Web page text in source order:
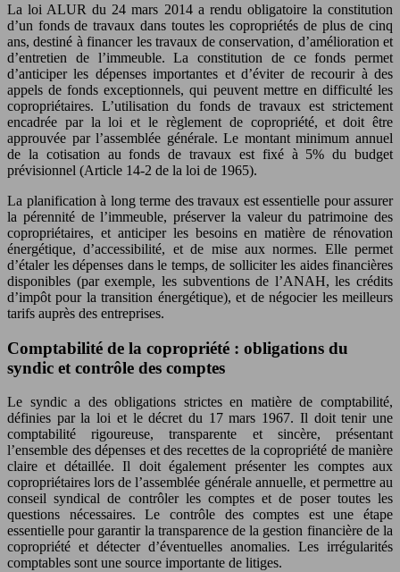
La loi ALUR du 24 mars 2014 a rendu obligatoire la constitution
d’un fonds de travaux dans toutes les copropriétés de plus de cinq
ans, destiné à financer les travaux de conservation, d’amélioration et
d’entretien de l’immeuble. La constitution de ce fonds permet
d’anticiper les dépenses importantes et d’éviter de recourir à des
appels de fonds exceptionnels, qui peuvent mettre en difficulté les
copropriétaires. L’utilisation du fonds de travaux est strictement
encadrée par la loi et le règlement de copropriété, et doit être
approuvée par l’assemblée générale. Le montant minimum annuel
de la cotisation au fonds de travaux est fixé à 5% du budget
prévisionnel (Article 14-2 de la loi de 1965).
La planification à long terme des travaux est essentielle pour assurer
la pérennité de l’immeuble, préserver la valeur du patrimoine des
copropriétaires, et anticiper les besoins en matière de rénovation
énergétique, d’accessibilité, et de mise aux normes. Elle permet
d’étaler les dépenses dans le temps, de solliciter les aides financières
disponibles (par exemple, les subventions de l’ANAH, les crédits
d’impôt pour la transition énergétique), et de négocier les meilleurs
tarifs auprès des entreprises.
Comptabilité de la copropriété : obligations du
syndic et contrôle des comptes
Le syndic a des obligations strictes en matière de comptabilité,
définies par la loi et le décret du 17 mars 1967. Il doit tenir une
comptabilité rigoureuse, transparente et sincère, présentant
l’ensemble des dépenses et des recettes de la copropriété de manière
claire et détaillée. Il doit également présenter les comptes aux
copropriétaires lors de l’assemblée générale annuelle, et permettre au
conseil syndical de contrôler les comptes et de poser toutes les
questions nécessaires. Le contrôle des comptes est une étape
essentielle pour garantir la transparence de la gestion financière de la
copropriété et détecter d’éventuelles anomalies. Les irrégularités
comptables sont une source importante de litiges.